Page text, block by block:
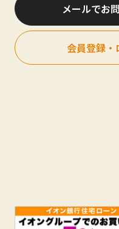
メールでお
会員登録・